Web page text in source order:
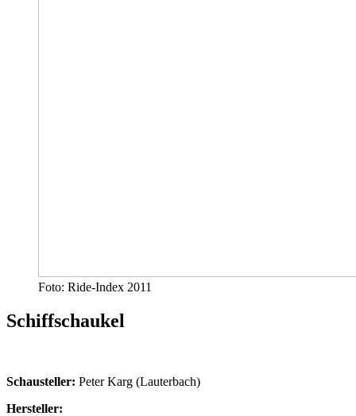
Foto: Ride-Index 2011
Schiffschaukel
Schausteller: Peter Karg (Lauterbach)
Hersteller: